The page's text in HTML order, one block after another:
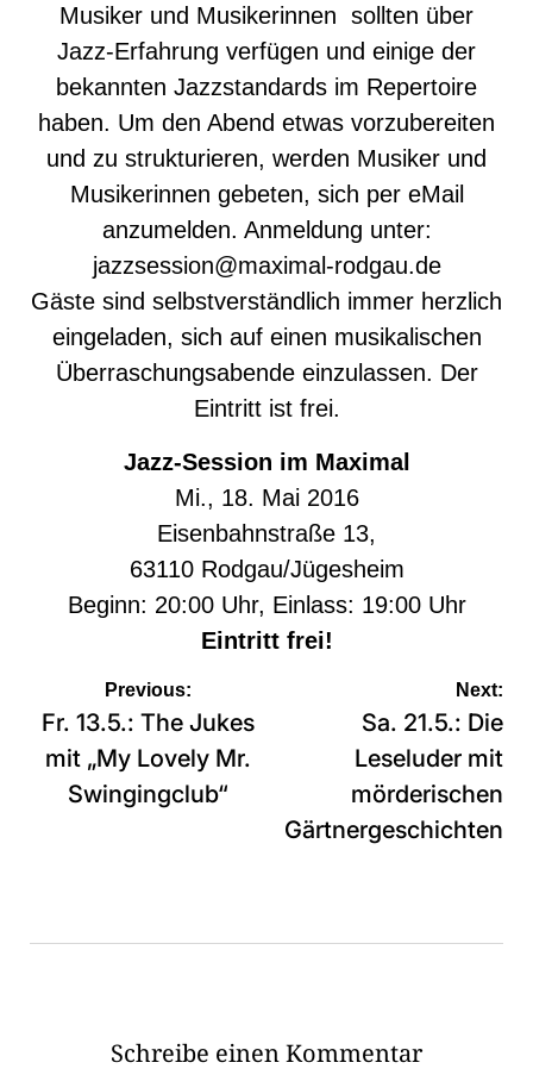
Musiker und Musikerinnen sollten über
Jazz-Erfahrung verfügen und einige der
bekannten Jazzstandards im Repertoire
haben. Um den Abend etwas vorzubereiten
und zu strukturieren, werden Musiker und
Musikerinnen gebeten, sich per eMail
anzumelden. Anmeldung unter:
jazzsession@maximal-rodgau.de
Gäste sind selbstverständlich immer herzlich
eingeladen, sich auf einen musikalischen
Überraschungsabende einzulassen. Der
Eintritt ist frei.
Jazz-Session im Maximal
Mi., 18. Mai 2016
Eisenbahnstraße 13,
63110 Rodgau/Jügesheim
Beginn: 20:00 Uhr, Einlass: 19:00 Uhr
Eintritt frei!
Beitragsnavigation
Previous:
Fr. 13.5.: The Jukes
mit „My Lovely Mr.
Swingingclub“
Next:
Sa. 21.5.: Die
Leseluder mit
mörderischen
Gärtnergeschichten
Schreibe einen Kommentar